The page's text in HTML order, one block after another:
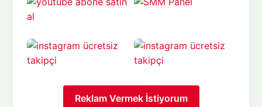
Reklam Vermek İstiyorum